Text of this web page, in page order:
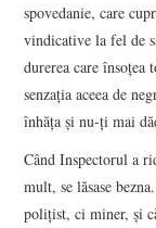
spovedanie, care
vindicative la fel de
durerea care însoţea
senzaţia aceea de
înhăţa şi nu-ţi mai
Când Inspectorul a
mult, se lăsase
poliţist, ci miner, şi